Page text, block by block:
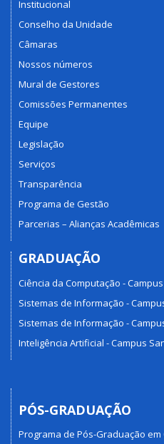
Institucional
Conselho da Unidade
Câmaras
Nossos números
Mural de Gestores
Comissões Permanentes
Equipe
Legislação
Serviços
Transparência
Programa de Gestão
Parcerias – Alianças Acadêmicas
GRADUAÇÃO
Ciência da Computação -
Sistemas de Informação -
Sistemas de Informação -
Inteligência Artificial - Campus
PÓS-GRADUAÇÃO
Programa de Pós-Graduação em